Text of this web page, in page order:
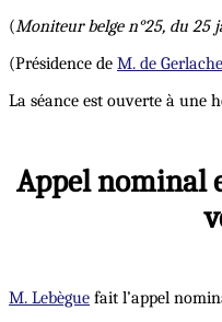
(Moniteur belge n°25, du 25
(Présidence de M. de Gerlache
La séance est ouverte à une
Appel nominal
M. Lebègue fait l’appel